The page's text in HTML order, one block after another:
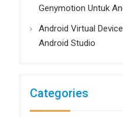
Genymotion Untuk
Android Virtual
Android Studio
Categories